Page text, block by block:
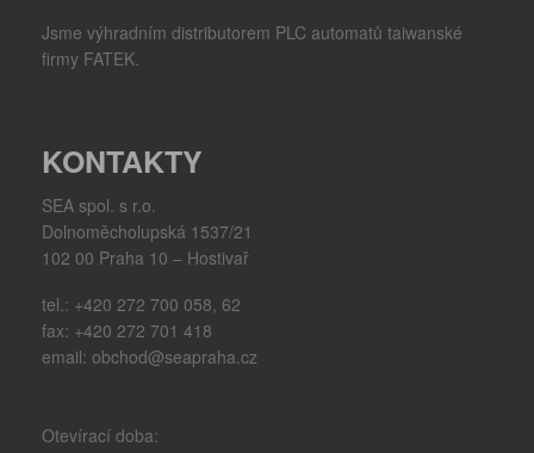
Jsme výhradním distributorem PLC automatů taiwanské
firmy FATEK.
KONTAKTY
SEA spol. s r.o.
Dolnoměcholupská 1537/21
102 00 Praha 10 – Hostivař
tel.: +420 272 700 058, 62
fax: +420 272 701 418
email: obchod@seapraha.cz
Otevírací doba: